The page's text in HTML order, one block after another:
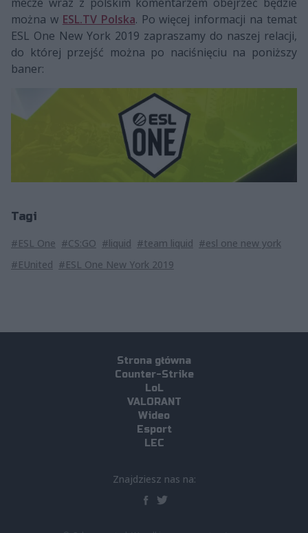
można w ESL.TV Polska. Po więcej informacji na temat
ESL One New York 2019 zapraszamy do naszej relacji,
do której przejść można po naciśnięciu na poniższy
baner:
Tagi
#ESL One #CS:GO #liquid #team liquid #esl one new york
#EUnited #ESL One New York 2019
Strona główna
Counter-Strike
LoL
VALORANT
Wideo
Esport
LEC
Znajdziesz nas na: